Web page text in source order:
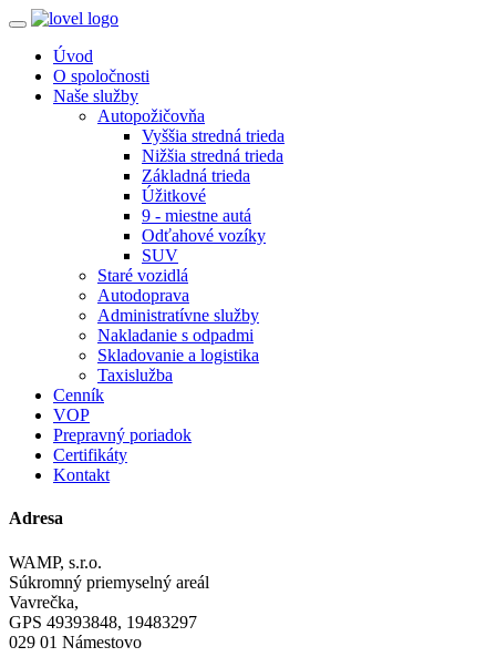
Úvod
O spoločnosti
Naše služby
Autopožičovňa
Vyššia stredná trieda
Nižšia stredná trieda
Základná trieda
Úžitkové
9 - miestne autá
Odťahové vozíky
SUV
Staré vozidlá
Autodoprava
Administratívne služby
Nakladanie s odpadmi
Skladovanie a logistika
Taxislužba
Cenník
VOP
Prepravný poriadok
Certifikáty
Kontakt
Adresa
WAMP, s.r.o.
Súkromný priemyselný areál
Vavrečka,
GPS 49393848, 19483297
029 01 Námestovo